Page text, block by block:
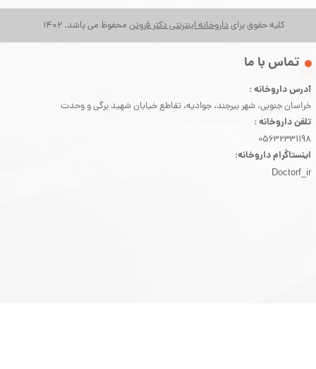
کلیه حقوق برایداروخانه اینترنتی دکتر فروتن محفوظ می باشد. 1402
آدرس داروخانه :
خراسان جنوبی، شهر بیرجند، جوادیه، تقاطع خیابان شهید برگی و وحدت
تلفن داروخانه :
05632331198
اینستاگرام داروخانه:
Doctorf_ir
​تماس با ما